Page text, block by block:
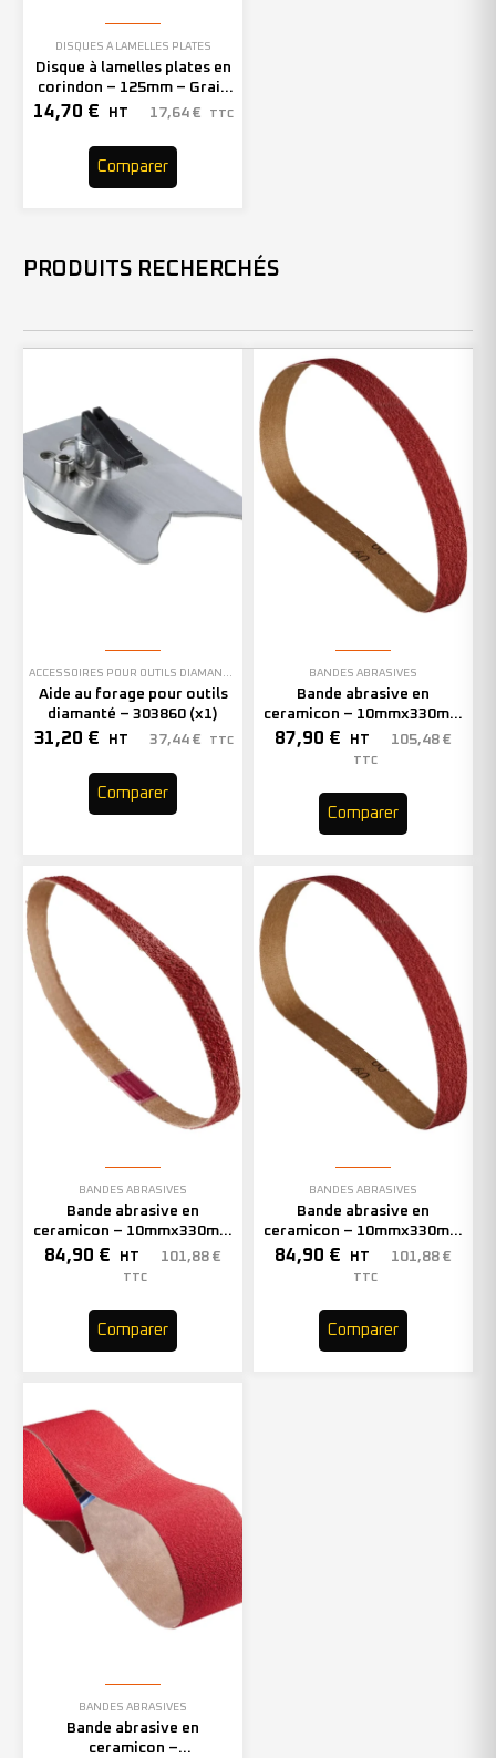
DISQUES À LAMELLES PLATES
Disque à lamelles plates en
corindon – 125mm – Grain
60 – 211315 (x5)
14,70 € HT 17,64 € TTC
Comparer
PRODUITS RECHERCHÉS
Aide au forage pour outils
diamanté – 303860 (x1)
31,20 € HT 37,44 € TTC
Comparer
BANDES ABRASIVES
Bande abrasive en
ceramicon – 10mmx330mm
– Grain 40 – 333001 (x50)
87,90 € HT 105,48 €
TTC
Comparer
BANDES ABRASIVES
Bande abrasive en
ceramicon – 10mmx330mm
– Grain 60 – 333002 (x50)
84,90 € HT 101,88 €
TTC
Comparer
BANDES ABRASIVES
Bande abrasive en
ceramicon – 10mmx330mm
– Grain 80 – 333003 (x50)
84,90 € HT 101,88 €
TTC
Comparer
BANDES ABRASIVES
Bande abrasive en
ceramicon –